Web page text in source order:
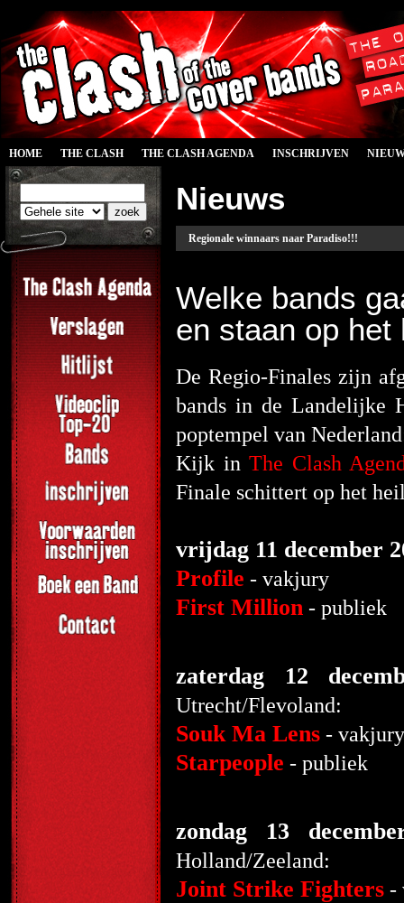
HOME THE CLASH THE CLASH AGENDA INSCHRIJVEN
Nieuws
Regionale winnaars naar Paradiso!!!
Welke bands
en staan op het
De Regio-Finales zijn
bands in de Landelijke
poptempel van
Kijk inThe Clash
Finale schittert op het
vrijdag 11 december
Profile - vakjury
First Million -
zaterdag 12
Utrecht/Flevoland:
Souk Ma Lens - vakjury
Starpeople -
zondag 13
Holland/Zeeland:
Joint Strike Fighters -